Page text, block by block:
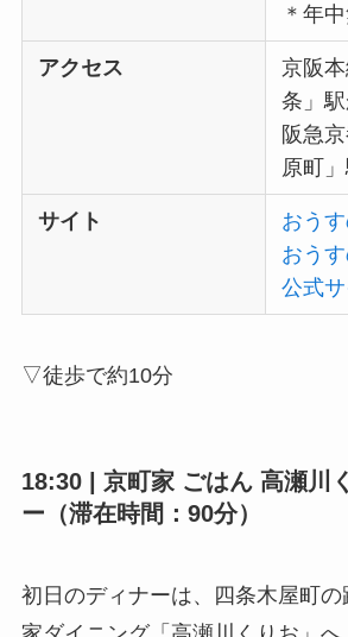
＊年
アクセス
京阪
条」
阪急
原町
サイト
おう
おう
公式サ
▽徒歩で約10分
18:30 | 京町家 ごはん 高瀬川
ー（滞在時間：90分）
初日のディナーは、四条木屋町